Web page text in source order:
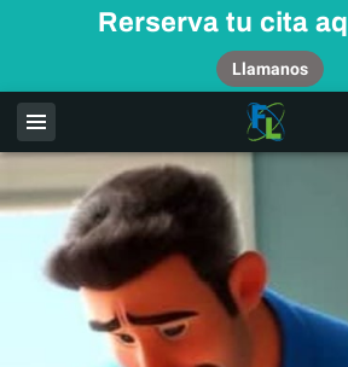
Rerserva tu cita
Llamanos